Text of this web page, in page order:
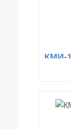
КМИ-